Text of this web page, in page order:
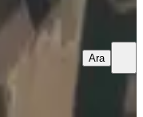
Ara